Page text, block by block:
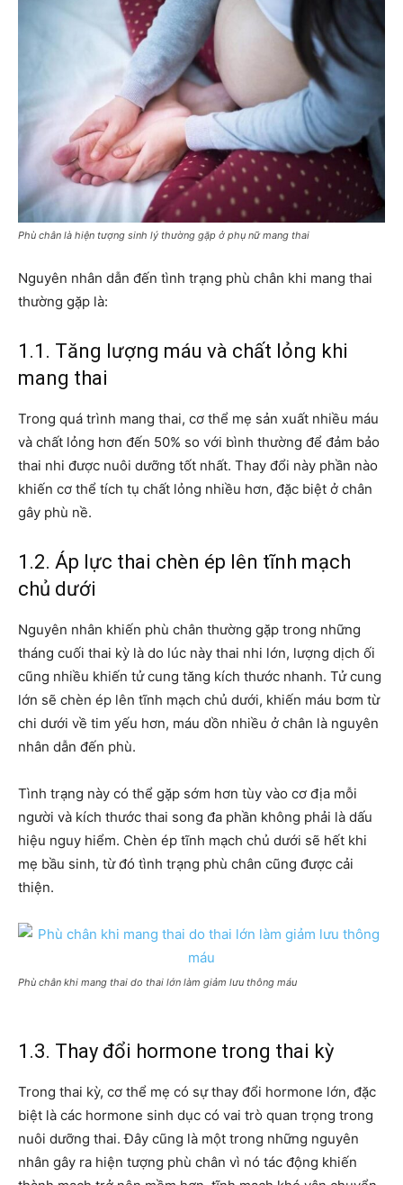
Phù chân là hiện tượng sinh lý thường gặp ở phụ nữ mang thai
Nguyên nhân dẫn đến tình trạng phù chân khi mang thai
thường gặp là:
1.1. Tăng lượng máu và chất lỏng khi
mang thai
Trong quá trình mang thai, cơ thể mẹ sản xuất nhiều máu
và chất lỏng hơn đến 50% so với bình thường để đảm bảo
thai nhi được nuôi dưỡng tốt nhất. Thay đổi này phần nào
khiến cơ thể tích tụ chất lỏng nhiều hơn, đặc biệt ở chân
gây phù nề.
1.2. Áp lực thai chèn ép lên tĩnh mạch
chủ dưới
Nguyên nhân khiến phù chân thường gặp trong những
tháng cuối thai kỳ là do lúc này thai nhi lớn, lượng dịch ối
cũng nhiều khiến tử cung tăng kích thước nhanh. Tử cung
lớn sẽ chèn ép lên tĩnh mạch chủ dưới, khiến máu bơm từ
chi dưới về tim yếu hơn, máu dồn nhiều ở chân là nguyên
nhân dẫn đến phù.
Tình trạng này có thể gặp sớm hơn tùy vào cơ địa mỗi
người và kích thước thai song đa phần không phải là dấu
hiệu nguy hiểm. Chèn ép tĩnh mạch chủ dưới sẽ hết khi
mẹ bầu sinh, từ đó tình trạng phù chân cũng được cải
thiện.
Phù chân khi mang thai do thai lớn làm giảm lưu thông máu
1.3. Thay đổi hormone trong thai kỳ
Trong thai kỳ, cơ thể mẹ có sự thay đổi hormone lớn, đặc
biệt là các hormone sinh dục có vai trò quan trọng trong
nuôi dưỡng thai. Đây cũng là một trong những nguyên
nhân gây ra hiện tượng phù chân vì nó tác động khiến